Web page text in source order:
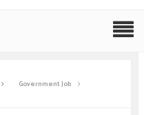
Government Job